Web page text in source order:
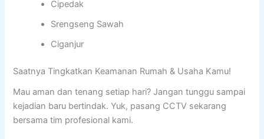
Cipedak
Srengseng Sawah
Ciganjur
Saatnya Tingkatkan Keamanan Rumah & Usaha Kamu!
Mau aman dan tenang setiap hari? Jangan tunggu sampai
kejadian baru bertindak. Yuk, pasang CCTV sekarang
bersama tim profesional kami.